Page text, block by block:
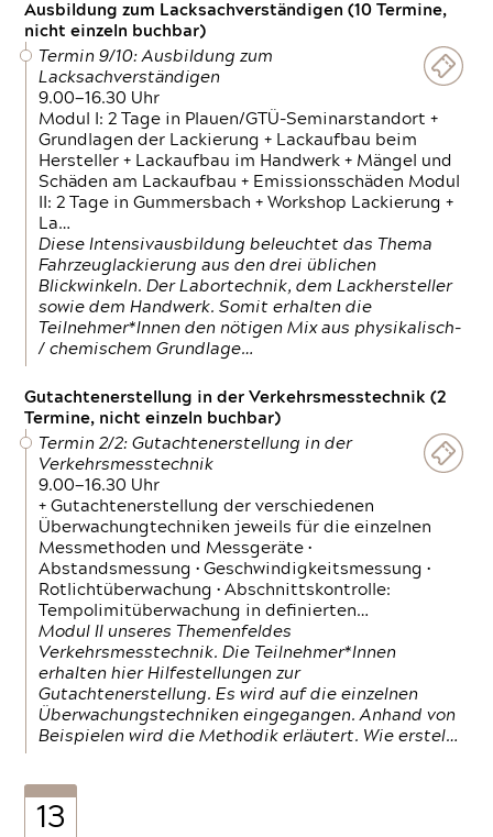
Ausbildung zum Lacksachverständigen (10 Termine,
nicht einzeln buchbar)
Termin 9/10: Ausbildung zum
Lacksachverständigen
9.00—16.30 Uhr
Modul I: 2 Tage in Plauen/GTÜ-Seminarstandort +
Grundlagen der Lackierung + Lackaufbau beim
Hersteller + Lackaufbau im Handwerk + Mängel und
Schäden am Lackaufbau + Emissionsschäden Modul
II: 2 Tage in Gummersbach + Workshop Lackierung +
La…
Diese Intensivausbildung beleuchtet das Thema
Fahrzeuglackierung aus den drei üblichen
Blickwinkeln. Der Labortechnik, dem Lackhersteller
sowie dem Handwerk. Somit erhalten die
Teilnehmer*Innen den nötigen Mix aus physikalisch-
/ chemischem Grundlage…
Gutachtenerstellung in der Verkehrsmesstechnik (2
Termine, nicht einzeln buchbar)
Termin 2/2: Gutachtenerstellung in der
Verkehrsmesstechnik
9.00—16.30 Uhr
+ Gutachtenerstellung der verschiedenen
Überwachungtechniken jeweils für die einzelnen
Messmethoden und Messgeräte •
Abstandsmessung • Geschwindigkeitsmessung •
Rotlichtüberwachung • Abschnittskontrolle:
Tempolimitüberwachung in definierten…
Modul II unseres Themenfeldes
Verkehrsmesstechnik. Die Teilnehmer*Innen
erhalten hier Hilfestellungen zur
Gutachtenerstellung. Es wird auf die einzelnen
Überwachungstechniken eingegangen. Anhand von
Beispielen wird die Methodik erläutert. Wie erstel…
13